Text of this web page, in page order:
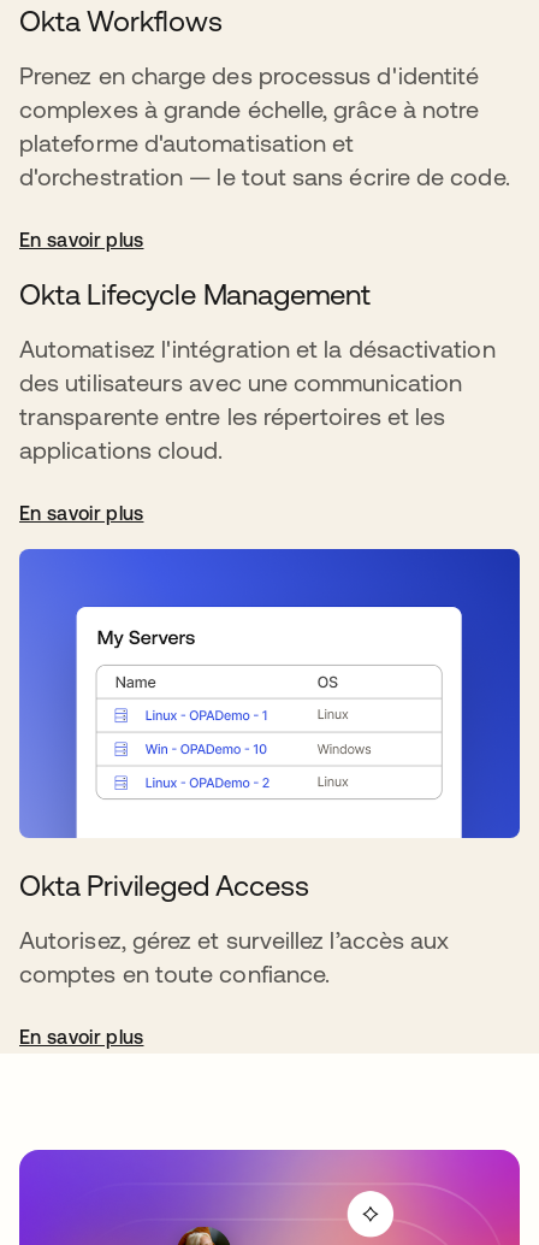
Okta Workflows
Prenez en charge des processus d'identité
complexes à grande échelle, grâce à notre
plateforme d'automatisation et
d'orchestration — le tout sans écrire de code.
En savoir plus
Okta Lifecycle Management
Automatisez l'intégration et la désactivation
des utilisateurs avec une communication
transparente entre les répertoires et les
applications cloud.
En savoir plus
Okta Privileged Access
Autorisez, gérez et surveillez l’accès aux
comptes en toute confiance.
En savoir plus